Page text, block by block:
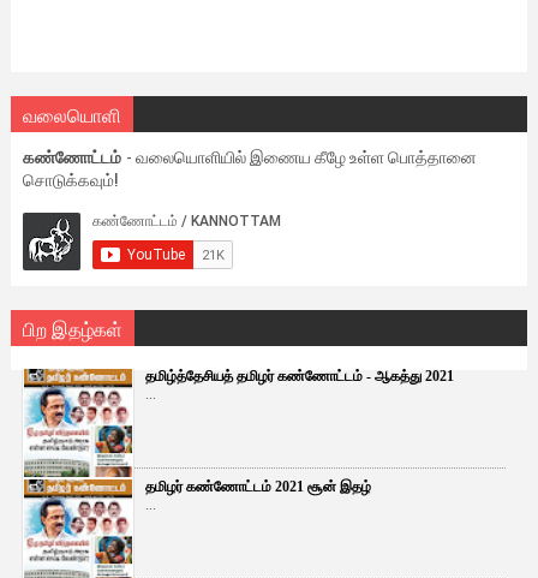
வலையொளி
கண்ணோட்டம் - வலையொளியில் இணைய கீழே உள்ள பொத்தானை
சொடுக்கவும்!
பிற இதழ்கள்
தமிழ்த்தேசியத் தமிழர் கண்ணோட்டம் - ஆகத்து 2021
...
தமிழர் கண்ணோட்டம் 2021 சூன் இதழ்
...